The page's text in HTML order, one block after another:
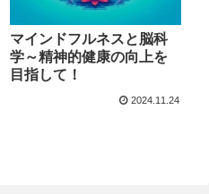
マインドフルネスと脳科
学～精神的健康の向上を
目指して！
2024.11.24